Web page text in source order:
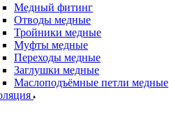
Медный фитинг
Отводы медные
Тройники медные
Муфты медные
Переходы медные
Заглушки медные
Маслоподъёмные петли медные